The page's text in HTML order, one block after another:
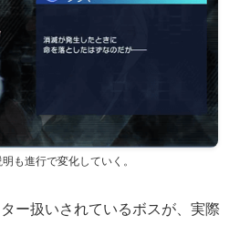
も進行で変化していく。
ー扱いされているボスが、実際